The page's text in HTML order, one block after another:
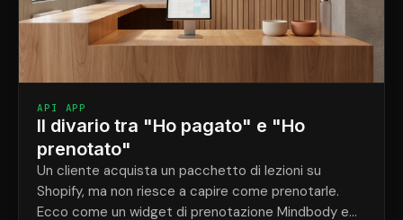
API APP
Il divario tra "Ho pagato" e "Ho
prenotato"
Un cliente acquista un pacchetto di lezioni su
Shopify, ma non riesce a capire come prenotarle.
Ecco come un widget di prenotazione Mindbody e